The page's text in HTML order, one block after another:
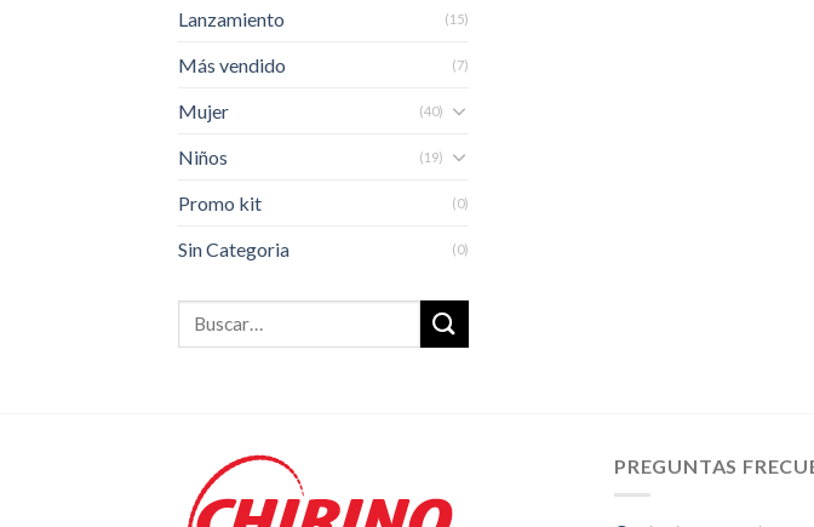
Lanzamiento (15)
Más vendido (7)
Mujer (40)
Niños (19)
Promo kit (0)
Sin Categoria (0)
PREGUNTAS